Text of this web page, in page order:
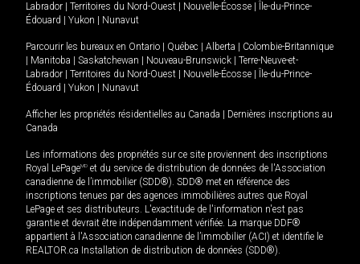
Labrador
Territoires du Nord-Ouest Nouvelle-Écosse
Île-du-Prince-
Édouard
Yukon Nunavut
Parcourir les bureaux en Ontario Québec Alberta
Colombie-Britannique
Manitoba Saskatchewan Nouveau-Brunswick
Terre-Neuve-et-
Labrador
Territoires du Nord-Ouest Nouvelle-Écosse
Île-du-Prince-
Édouard
Yukon Nunavut
Afficher les propriétés résidentielles au Canada
Dernières inscriptions au
Canada
Les informations des propriétés sur ce site proviennent des inscriptions
Royal LePageMD et du service de distribution de données de l'Association
canadienne de l’immobilier (SDD®). SDD® met en référence des
inscriptions tenues par des agences immobilières autres que Royal
LePage et ses distributeurs. L'exactitude de l'information n'est pas
garantie et devrait être indépendamment vérifiée. La marque DDF®
appartient à l'Association canadienne de l’immobilier (ACI) et identifie le
REALTOR.ca Installation de distribution de données (SDD®).